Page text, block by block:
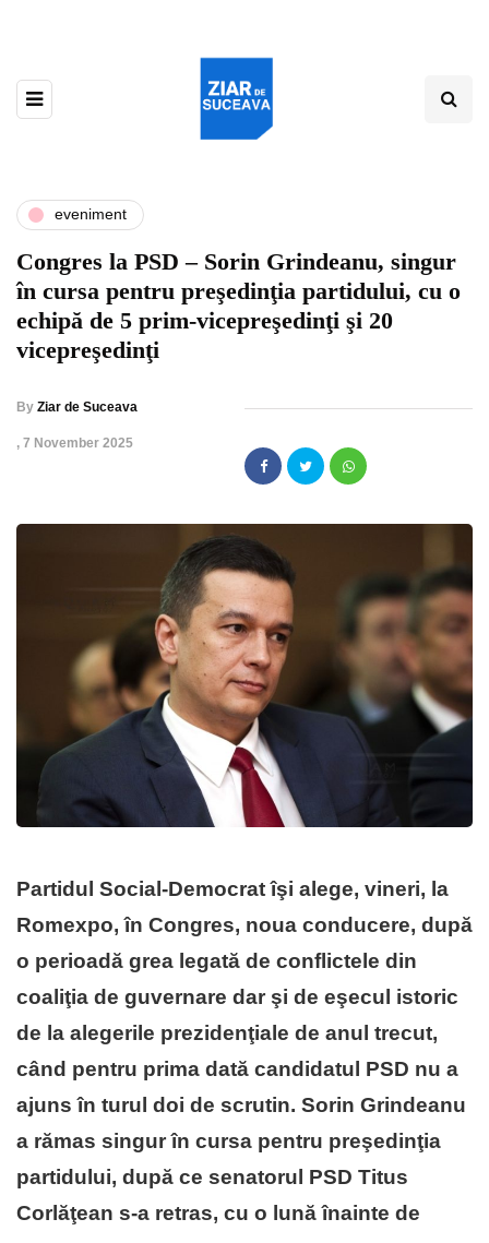
eveniment
Congres la PSD – Sorin Grindeanu, singur
în cursa pentru preşedinţia partidului, cu o
echipă de 5 prim-vicepreşedinţi şi 20
vicepreşedinţi
By Ziar de Suceava
, 7 November 2025
Partidul Social-Democrat îşi alege, vineri, la
Romexpo, în Congres, noua conducere, după
o perioadă grea legată de conflictele din
coaliţia de guvernare dar şi de eşecul istoric
de la alegerile prezidenţiale de anul trecut,
când pentru prima dată candidatul PSD nu a
ajuns în turul doi de scrutin. Sorin Grindeanu
a rămas singur în cursa pentru preşedinţia
partidului, după ce senatorul PSD Titus
Corlăţean s-a retras, cu o lună înainte de